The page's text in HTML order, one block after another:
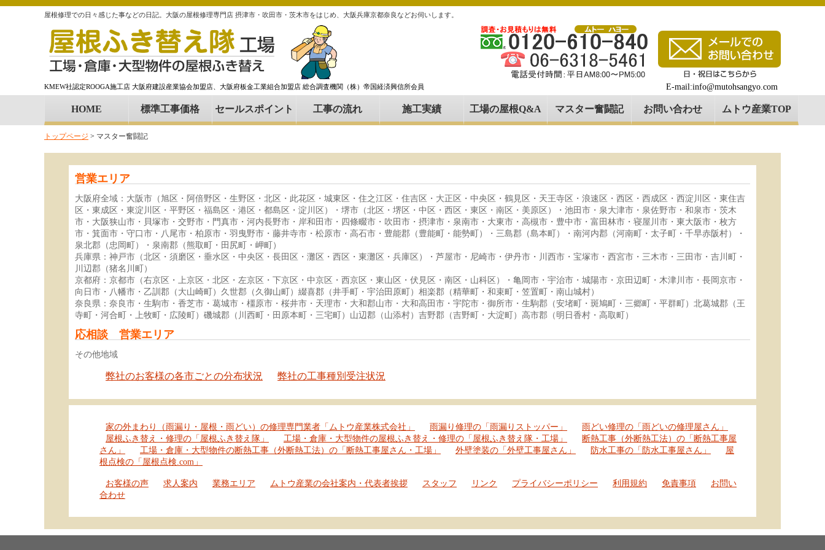
屋根修理での日々感じた事などの日記。大阪の屋根修理専門店 摂津市・吹田市・茨木市をはじめ、大阪兵庫京都奈良などお伺いします。
KMEW社認定ROOGA施工店 大阪府建設産業協会加盟店、大阪府板金工業組合加盟店 総合調査機関（株）帝国経済興信所会員 E-mail:info@mutohsangyo.com
HOME 標準工事価格 セールスポイント 工事の流れ 施工実績 工場の屋根Q&A マスター奮闘記 お問い合わせ ムトウ産業TOP
トップページ > マスター奮闘記
営業エリア
大阪府全域：大阪市（旭区・阿倍野区・生野区・北区・此花区・城東区・住之江区・住吉区・大正区・中央区・鶴見区・天王寺区・浪速区・西区・西成区・西淀川区・東住吉
区・東成区・東淀川区・平野区・福島区・港区・都島区・淀川区）・堺市（北区・堺区・中区・西区・東区・南区・美原区）・池田市・泉大津市・泉佐野市・和泉市・茨木
市・大阪狭山市・貝塚市・交野市・門真市・河内長野市・岸和田市・四條畷市・吹田市・摂津市・泉南市・大東市・高槻市・豊中市・富田林市・寝屋川市・東大阪市・枚方
市・箕面市・守口市・八尾市・柏原市・羽曳野市・藤井寺市・松原市・高石市・豊能郡（豊能町・能勢町）・三島郡（島本町）・南河内郡（河南町・太子町・千早赤阪村）・
泉北郡（忠岡町）・泉南郡（熊取町・田尻町・岬町）
兵庫県：神戸市（北区・須磨区・垂水区・中央区・長田区・灘区・西区・東灘区・兵庫区）・芦屋市・尼崎市・伊丹市・川西市・宝塚市・西宮市・三木市・三田市・吉川町・
川辺郡（猪名川町）
京都府：京都市（右京区・上京区・北区・左京区・下京区・中京区・西京区・東山区・伏見区・南区・山科区）・亀岡市・宇治市・城陽市・京田辺町・木津川市・長岡京市・
向日市・八幡市・乙訓郡（大山崎町）久世郡（久御山町）綴喜郡（井手町・宇治田原町）相楽郡（精華町・和束町・笠置町・南山城村）
奈良県：奈良市・生駒市・香芝市・葛城市・橿原市・桜井市・天理市・大和郡山市・大和高田市・宇陀市・御所市・生駒郡（安堵町・斑鳩町・三郷町・平群町）北葛城郡（王
寺町・河合町・上牧町・広陵町）磯城郡（川西町・田原本町・三宅町）山辺郡（山添村）吉野郡（吉野町・大淀町）高市郡（明日香村・高取町）
応相談 営業エリア
その他地域
弊社のお客様の各市ごとの分布状況 弊社の工事種別受注状況
家の外まわり（雨漏り・屋根・雨どい）の修理専門業者「ムトウ産業株式会社」 雨漏り修理の「雨漏りストッパー」
雨どい修理の「雨どいの修理屋さん」
屋根ふき替え・修理の「屋根ふき替え隊」
工場・倉庫・大型物件の屋根ふき替え・修理の「屋根ふき替え隊・工場」
断熱工事（外断熱工法）の「断熱工事屋
さん」
工場・倉庫・大型物件の断熱工事（外断熱工法）の「断熱工事屋さん・工場」 外壁塗装の「外壁工事屋さん」 防水工事の「防水工事屋さん」
屋
根点検の「屋根点検.com」
お客様の声 求人案内 業務エリア ムトウ産業の会社案内・代表者挨拶 スタッフ リンク プライバシーポリシー 利用規約 免責事項
お問い
合わせ